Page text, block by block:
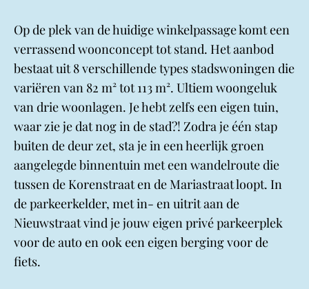
Op de plek van de huidige winkelpassage komt een
verrassend woonconcept tot stand. Het aanbod
bestaat uit 8 verschillende types stadswoningen die
variëren van 82 m² tot 113 m². Ultiem woongeluk
van drie woonlagen. Je hebt zelfs een eigen tuin,
waar zie je dat nog in de stad?! Zodra je één stap
buiten de deur zet, sta je in een heerlijk groen
aangelegde binnentuin met een wandelroute die
tussen de Korenstraat en de Mariastraat loopt. In
de parkeerkelder, met in- en uitrit aan de
Nieuwstraat vind je jouw eigen privé parkeerplek
voor de auto en ook een eigen berging voor de
fiets.